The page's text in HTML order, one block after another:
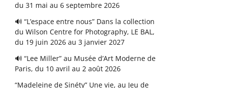
du 31 mai au 6 septembre 2026
🔊 “L’espace entre nous” Dans la collection
du Wilson Centre for Photography, LE BAL,
du 19 juin 2026 au 3 janvier 2027
🔊 “Lee Miller” au Musée d’Art Moderne de
Paris, du 10 avril au 2 août 2026
“Madeleine de Sinéty” Une vie, au Jeu de